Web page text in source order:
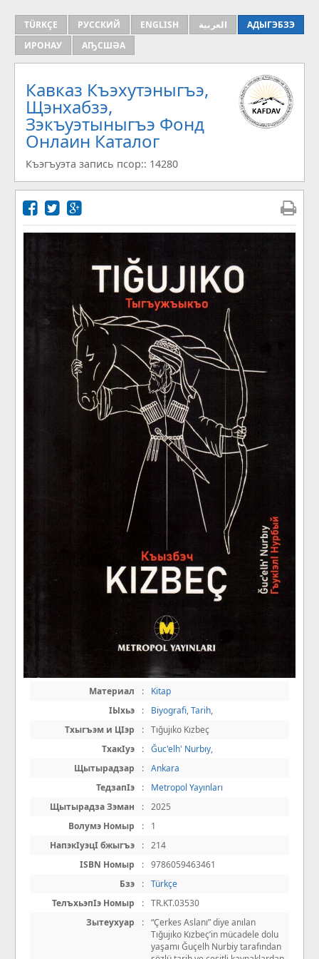
TÜRKÇE РУССКИЙ ENGLISH العربية
АДЫГЭБЗЭ
ИРОНАУ
АҦСШӘА
Кавказ Къэхутэныгъэ,
Щэнхабзэ,
Зэкъуэтыныгъэ Фонд
Онлаин Каталог
Къэгъуэта запись псор:: 14280
Материал :
Kitap
IЫхьэ
: Biyografi,Tarih,
Тхыгъэм и ЦIэр
: Tığujıko Kızbeç
ТхакIуэ
: Ğuc'elh' Nurbıy,
Щытырадзар
: Ankara
ТедзапIэ
:
Metropol Yayınları
Щытырадза Зэман
: 2025
Волумэ Номыр
:
1
НапэкIуэцI бжыгъэ
: 214
ISBN Номыр
: 9786059463461
Бзэ
: Türkçe
ТелъхьэпIэ Номыр
: TR.KT.03530
Зытеухуар
: “Çerkes Aslanı” diye anılan
Tığujıko Kızbeç’in mücadele dolu
yaşamı Ğuçelh Nurbiy tarafından